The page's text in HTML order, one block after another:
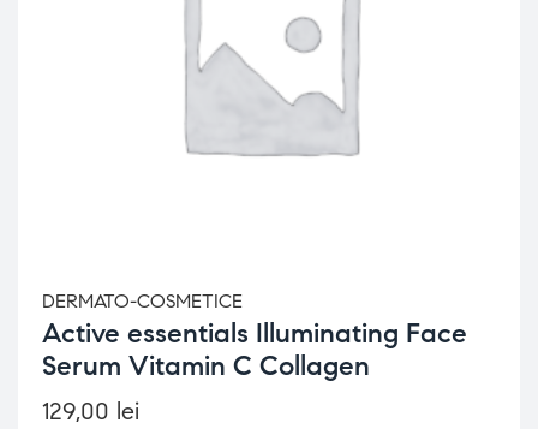
DERMATO-COSMETICE
Active essentials Illuminating Face
Serum Vitamin C Collagen
129,00 lei